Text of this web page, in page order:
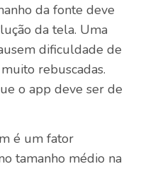
da fonte deve
da tela. Uma
dificuldade de
rebuscadas.
o app deve ser de
é um fator
tamanho médio na